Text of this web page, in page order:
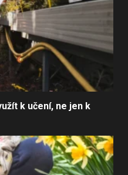
k učení, ne jen k